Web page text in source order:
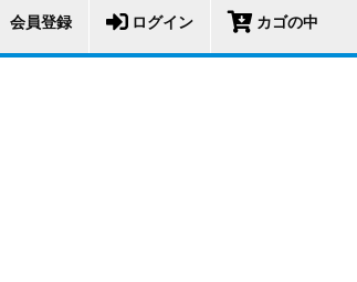
会員登録 ログイン カゴの中